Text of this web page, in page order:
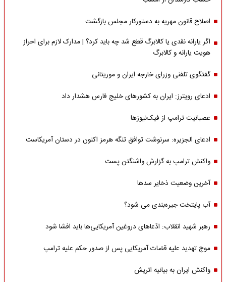
اصلاح قانون مهریه به دستورکار مجلس بازگشت
اگر یارانه نقدی یا کالابرگ قطع شد چه باید کرد؟ | مدارک لازم برای احراز
هویت یارانه و کالابرگ
گفتگوی تلفنی وزرای خارجه ایران و موریتانی
ادعای رویترز: ایران به کشورهای خلیج فارس هشدار داد
عصبانیت ترامپ از فیک‌نیوزها
ادعای الجزیره: سرنوشت توافق تنگه هرمز اکنون در دستان آمریکاست
واکنش ترامپ به گزارش واشنگتن پست
آخرین وضعیت ذخایر سدها
آب پایتخت جیره‌بندی می شود؟
رهبر شهید انقلاب: ادّعاهای دروغین آمریکایی‌ها باید افشا شود
موج تهدید علیه قضات آمریکایی پس از صدور حکم علیه ترامپ
واکنش ایران به بیانیه اتریش